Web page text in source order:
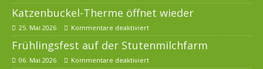
Katzenbuckel-Therme öffnet wieder
25. Mai 2026 Kommentare deaktiviert
Frühlingsfest auf der Stutenmilchfarm
06. Mai 2026 Kommentare deaktiviert